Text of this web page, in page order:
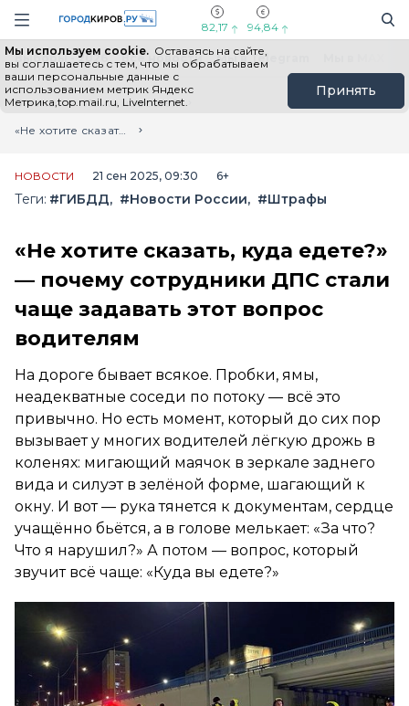
Навигация сайта
82,17 94,84
Мы используем cookie. Оставаясь на сайте,
вы соглашаетесь с тем, что мы обрабатываем
ваши персональные данные с
использованием метрик Яндекс
Метрика,top.mail.ru, LiveInternet.
Принять
Выборы - 2026 Все новости Мы в Telegram
Главная
Лента новостей
«Не хотите сказать, куда едете?» — почему сотрудники ДПС стали чаще задавать этот вопрос водителям
НОВОСТИ 21 сен 2025, 09:30 6+
Теги: #ГИБДД #Новости России #Штрафы
«Не хотите сказать, куда едете?»
— почему сотрудники ДПС стали
чаще задавать этот вопрос
водителям
На дороге бывает всякое. Пробки, ямы,
неадекватные соседи по потоку — всё это
привычно. Но есть момент, который до сих пор
вызывает у многих водителей лёгкую дрожь в
коленях: мигающий маячок в зеркале заднего
вида и силуэт в зелёной форме, шагающий к
окну. И вот — рука тянется к документам, сердце
учащённо бьётся, а в голове мелькает: «За что?
Что я нарушил?» А потом — вопрос, который
звучит всё чаще: «Куда вы едете?»